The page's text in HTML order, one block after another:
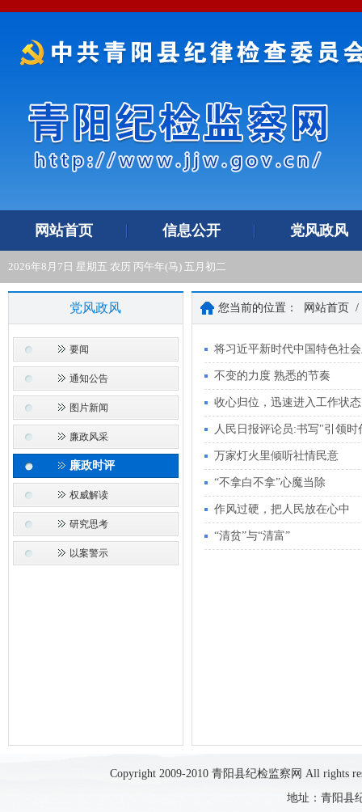
网站首页 信息公开 党风政风
2026年8月7日 星期五 农历 丙午年(马) 五月初二
党风政风
要闻
通知公告
图片新闻
廉政风采
廉政时评
权威解读
研究思考
以案警示
您当前的位置： 网站首页 /
将习近平新时代中国特色社
不变的力度 熟悉的节奏
收心归位，迅速进入工作状态
人民日报评论员:书写"引领
万家灯火里倾听社情民意
“不拿白不拿”心魔当除
作风过硬，把人民放在心中
“清贫”与“清富”
Copyright 2009-2010 青阳县纪检监察网 All rights
地址：青阳县